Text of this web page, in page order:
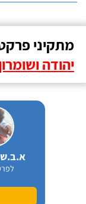
מתקיני
יהודה